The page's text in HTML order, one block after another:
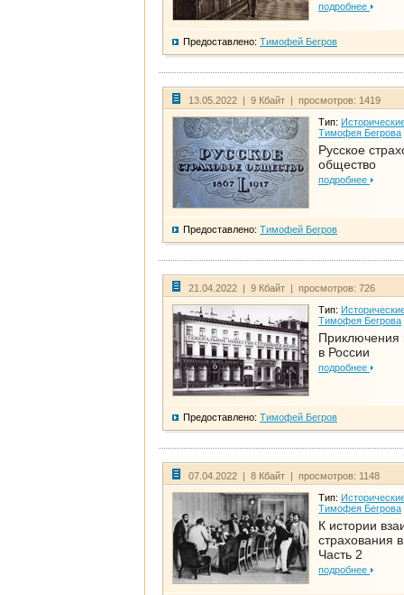
подробнее
Предоставлено: Тимофей Бегров
13.05.2022 | 9 Кбайт | просмотров: 1419
Тип:
Тимофея Бегрова
Русское
общество
подробнее
Предоставлено: Тимофей Бегров
21.04.2022 | 9 Кбайт | просмотров: 726
Тип:
Тимофея Бегрова
Приключения
в России
подробнее
Предоставлено: Тимофей Бегров
07.04.2022 | 8 Кбайт | просмотров: 1148
Тип:
Тимофея Бегрова
К истории
страхования
Часть 2
подробнее